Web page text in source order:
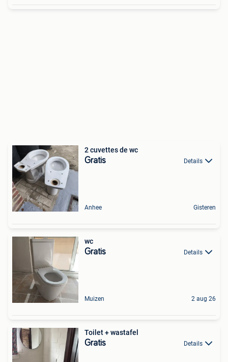
2 cuvettes de wc
Gratis Details
Anhee Gisteren
wc
Gratis Details
Muizen 2 aug 26
Toilet + wastafel
Gratis Details